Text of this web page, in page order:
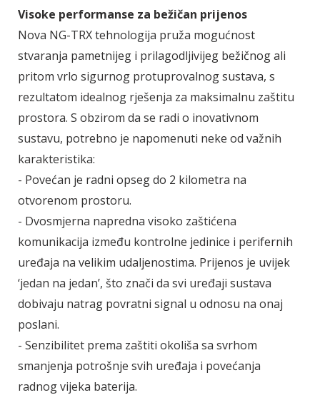
Visoke performanse za bežičan prijenos
Nova NG-TRX tehnologija pruža mogućnost
stvaranja pametnijeg i prilagodljivijeg bežičnog ali
pritom vrlo sigurnog protuprovalnog sustava, s
rezultatom idealnog rješenja za maksimalnu zaštitu
prostora. S obzirom da se radi o inovativnom
sustavu, potrebno je napomenuti neke od važnih
karakteristika:
- Povećan je radni opseg do 2 kilometra na
otvorenom prostoru.
- Dvosmjerna napredna visoko zaštićena
komunikacija između kontrolne jedinice i perifernih
uređaja na velikim udaljenostima. Prijenos je uvijek
‘jedan na jedan’, što znači da svi uređaji sustava
dobivaju natrag povratni signal u odnosu na onaj
poslani.
- Senzibilitet prema zaštiti okoliša sa svrhom
smanjenja potrošnje svih uređaja i povećanja
radnog vijeka baterija.